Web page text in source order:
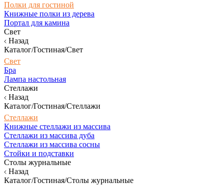
Полки для гостиной
Книжные полки из дерева
Портал для камина
Свет
Назад
Каталог/Гостиная/Свет
Свет
Бра
Лампа настольная
Стеллажи
Назад
Каталог/Гостиная/Стеллажи
Стеллажи
Книжные стеллажи из массива
Стеллажи из массива дуба
Стеллажи из массива сосны
Стойки и подставки
Столы журнальные
Назад
Каталог/Гостиная/Столы журнальные